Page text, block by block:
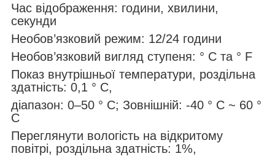
Час відображення: години, хвилини,
секунди
Необов’язковий режим: 12/24 години
Необов’язковий вигляд ступеня: ° C та ° F
Показ внутрішньої температури, роздільна
здатність: 0,1 ° C,
діапазон: 0–50 ° C; Зовнішній: -40 ° C ~ 60 °
C
Переглянути вологість на відкритому
повітрі, роздільна здатність: 1%,